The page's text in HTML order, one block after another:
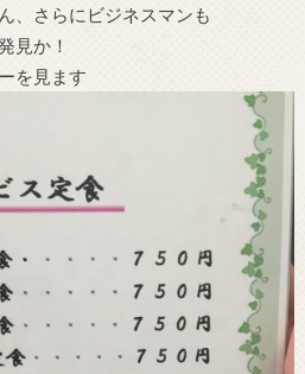
、さらにビジネスマンも
見か！
を見ます